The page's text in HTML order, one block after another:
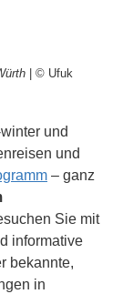
| © Ufuk
und
und
– ganz
Sie mit
informative
bekannte,
in